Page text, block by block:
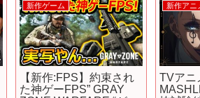
新作ゲーム
【新作:FPS】約束され
た神ゲーFPS” GRAY
新作アニ
TVアニ